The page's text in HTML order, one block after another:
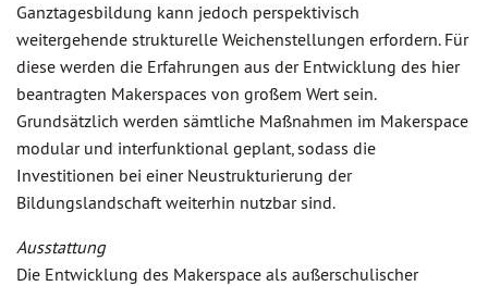
Ganztagesbildung kann jedoch perspektivisch
weitergehende strukturelle Weichenstellungen erfordern. Für
diese werden die Erfahrungen aus der Entwicklung des hier
beantragten Makerspaces von großem Wert sein.
Grundsätzlich werden sämtliche Maßnahmen im Makerspace
modular und interfunktional geplant, sodass die
Investitionen bei einer Neustrukturierung der
Bildungslandschaft weiterhin nutzbar sind.
Ausstattung
Die Entwicklung des Makerspace als außerschulischer